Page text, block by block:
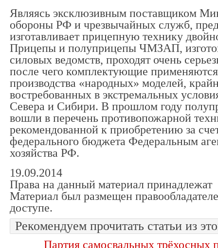
Являясь эксклюзивным поставщиком
обороны РФ и чрезвычайных служб,
изготавливает прицепную технику
Прицепы и полуприцепы ЧМЗАП,
силовых ведомств, проходят очень
после чего комплектующие
производства «народных» моделей,
востребованных в экстремальных
Севера и Сибири. В прошлом году
вошли в перечень противопожарной
рекомендованной к приобретению за
федерального бюджета Федеральным
хозяйства РФ.
19.09.2014
Права на данный материал принадлежат
Материал был размещен
доступе.
Рекомендуем прочитать статьи из
Партия самосвальных трёхосных